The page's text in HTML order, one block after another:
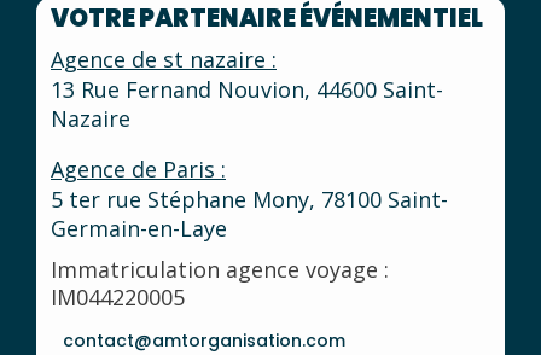
VOTRE PARTENAIRE ÉVÉNEMENTIEL
Agence de st nazaire :
13 Rue Fernand Nouvion, 44600 Saint-
Nazaire
Agence de Paris :
5 ter rue Stéphane Mony, 78100 Saint-
Germain-en-Laye
Immatriculation agence voyage :
IM044220005
contact@amtorganisation.com